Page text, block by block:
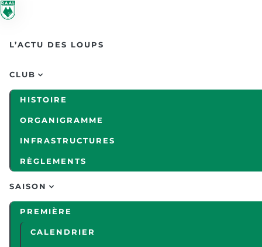
Skip to main content
L’ACTU DES LOUPS
CLUB
HISTOIRE
ORGANIGRAMME
INFRASTRUCTURES
RÈGLEMENTS
SAISON
PREMIÈRE
CALENDRIER